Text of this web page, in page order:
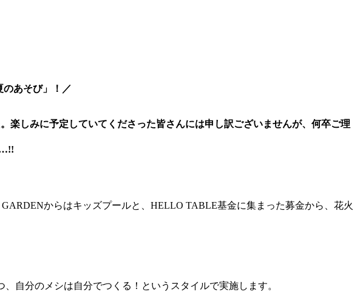
あそび」！／
楽しみに予定していてくださった皆さんには申し訳ございませんが、何卒ご理
…!!
からはキッズプールと、HELLO TABLE基金に集まった募金から、花火
自分のメシは自分でつくる！というスタイルで実施します。